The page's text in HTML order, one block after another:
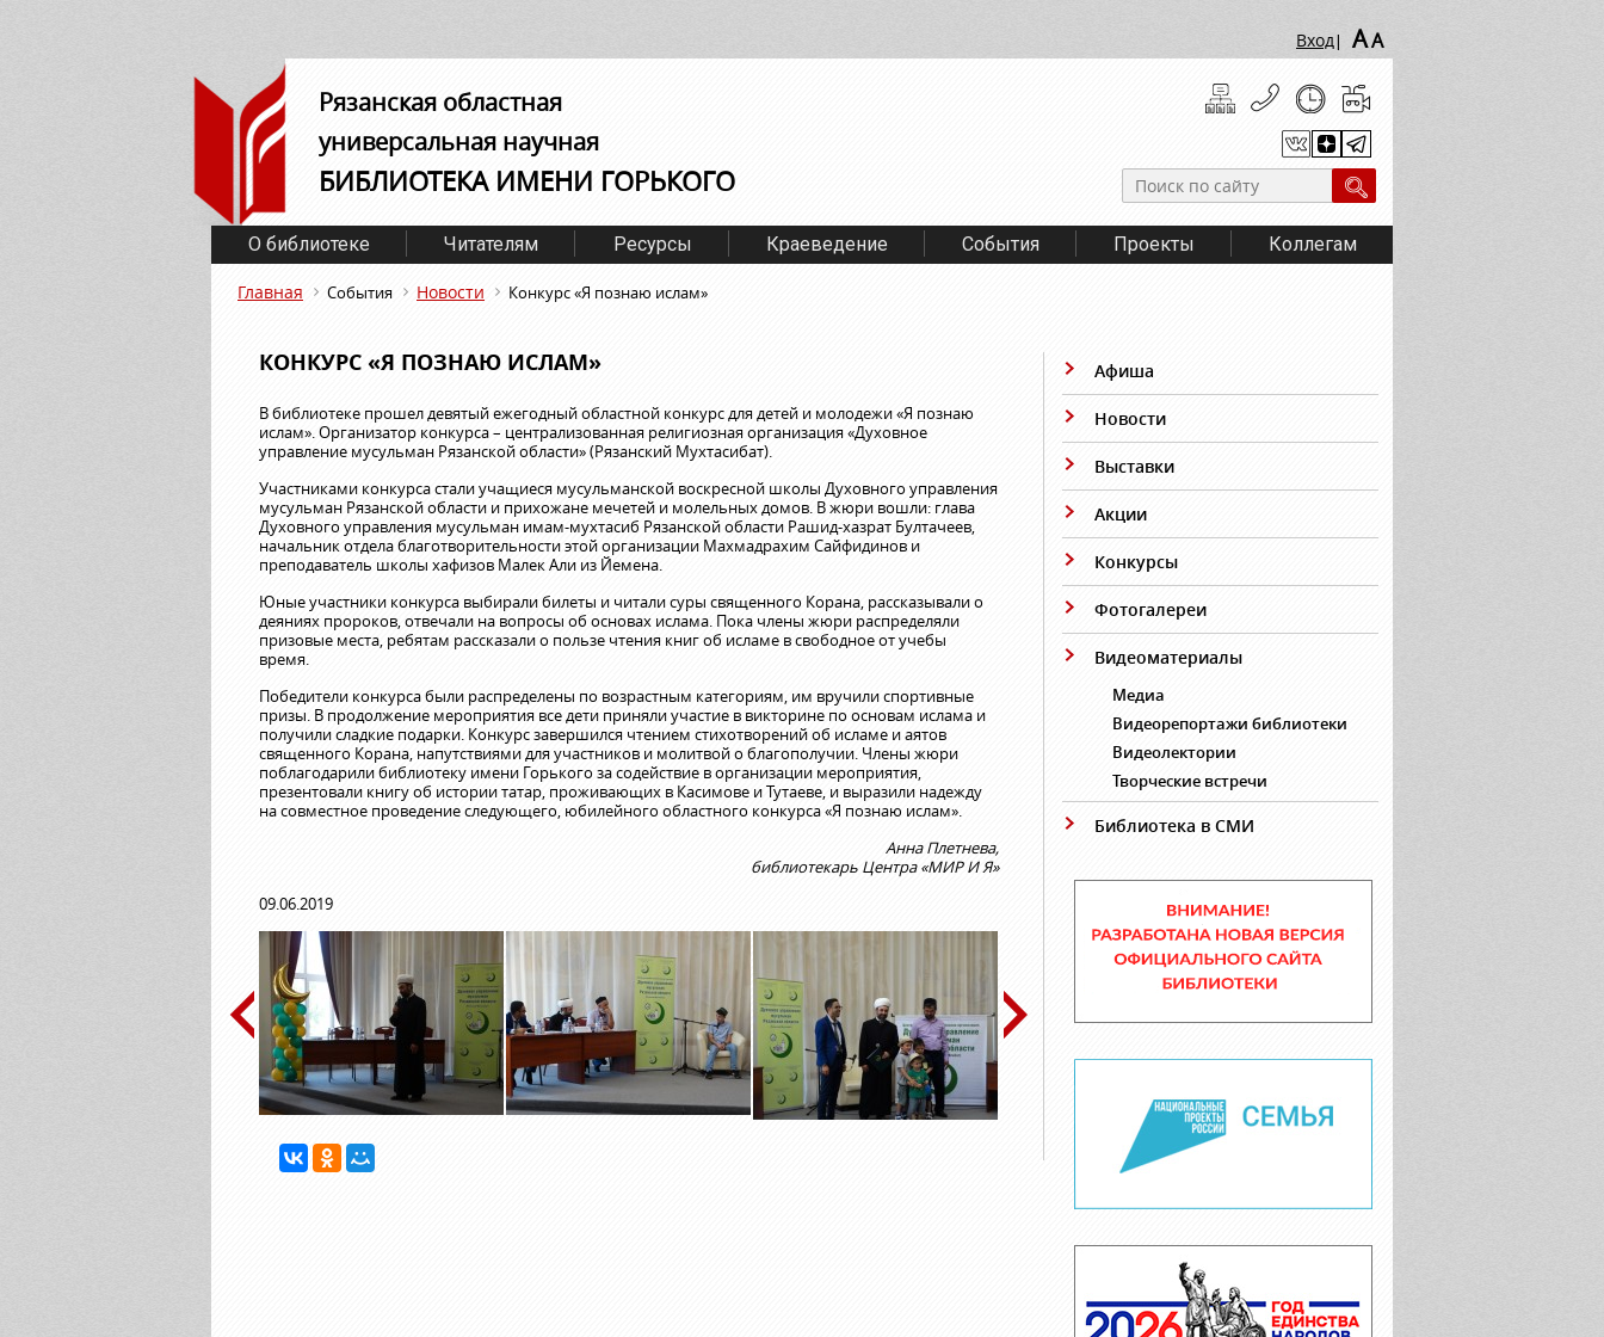
Вход| AA
Рязанская областная
универсальная научная
БИБЛИОТЕКА ИМЕНИ ГОРЬКОГО
О библиотеке Читателям Ресурсы Краеведение События Проекты Коллегам
Главная События Новости Конкурс «Я познаю ислам»
КОНКУРС «Я ПОЗНАЮ ИСЛАМ»
В библиотеке прошел девятый ежегодный областной конкурс для детей и молодежи «Я познаю
ислам». Организатор конкурса – централизованная религиозная организация «Духовное
управление мусульман Рязанской области» (Рязанский Мухтасибат).
Участниками конкурса стали учащиеся мусульманской воскресной школы Духовного управления
мусульман Рязанской области и прихожане мечетей и молельных домов. В жюри вошли: глава
Духовного управления мусульман имам-мухтасиб Рязанской области Рашид-хазрат Бултачеев,
начальник отдела благотворительности этой организации Махмадрахим Сайфидинов и
преподаватель школы хафизов Малек Али из Йемена.
Юные участники конкурса выбирали билеты и читали суры священного Корана, рассказывали о
деяниях пророков, отвечали на вопросы об основах ислама. Пока члены жюри распределяли
призовые места, ребятам рассказали о пользе чтения книг об исламе в свободное от учебы
время.
Победители конкурса были распределены по возрастным категориям, им вручили спортивные
призы. В продолжение мероприятия все дети приняли участие в викторине по основам ислама и
получили сладкие подарки. Конкурс завершился чтением стихотворений об исламе и аятов
священного Корана, напутствиями для участников и молитвой о благополучии. Члены жюри
поблагодарили библиотеку имени Горького за содействие в организации мероприятия,
презентовали книгу об истории татар, проживающих в Касимове и Тутаеве, и выразили надежду
на совместное проведение следующего, юбилейного областного конкурса «Я познаю ислам».
Анна Плетнева,
библиотекарь Центра «МИР И Я»
09.06.2019
Афиша
Новости
Выставки
Акции
Конкурсы
Фотогалереи
Видеоматериалы
Медиа
Видеорепортажи библиотеки
Видеолектории
Творческие встречи
Библиотека в СМИ